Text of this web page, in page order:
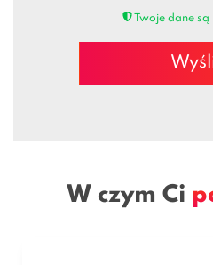
Twoje dane
W czym Ci